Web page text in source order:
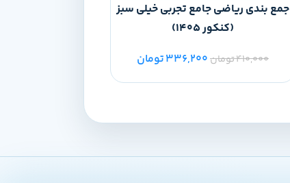
جمع بندی ریاضی جامع تجربی خیلی سبز
(کنکور 1405)
410,000تومان336,200تومان